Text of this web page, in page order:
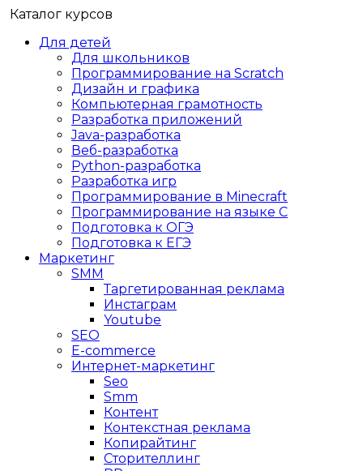
Каталог курсов
Для детей
Для школьников
Программирование на Scratch
Дизайн и графика
Компьютерная грамотность
Разработка приложений
Java-разработка
Веб-разработка
Python-разработка
Разработка игр
Программирование в Minecraft
Программирование на языке C
Подготовка к ОГЭ
Подготовка к ЕГЭ
Маркетинг
SMM
Таргетированная реклама
Инстаграм
Youtube
SEO
E-сommerce
Интернет-маркетинг
Seo
Smm
Контент
Контекстная реклама
Копирайтинг
Сторителлинг